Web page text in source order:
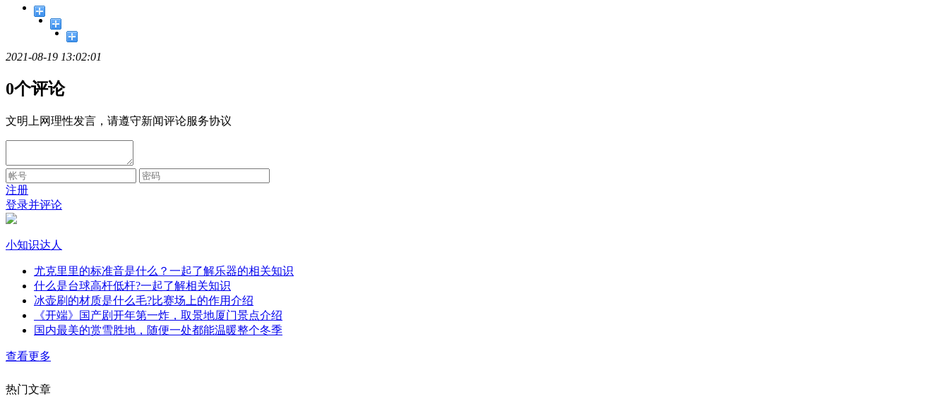
2021-08-19 13:02:01
0个评论
文明上网理性发言，请遵守新闻评论服务协议
注册
登录并评论
小知识达人
尤克里里的标准音是什么？一起了解乐器的相关知识
什么是台球高杆低杆?一起了解相关知识
冰壶刷的材质是什么毛?比赛场上的作用介绍
《开端》国产剧开年第一炸，取景地厦门景点介绍
国内最美的赏雪胜地，随便一处都能温暖整个冬季
查看更多
热门文章